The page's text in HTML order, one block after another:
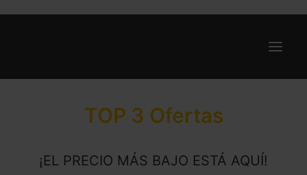
Energía
TOP 3 Ofertas
¡EL PRECIO MÁS BAJO ESTÁ AQUÍ!